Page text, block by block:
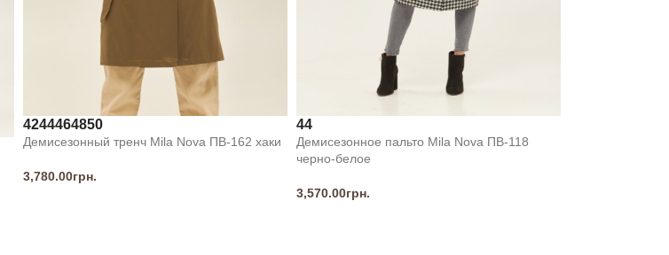
4244464850
Демисезонный тренч Mila Nova ПВ-162 хаки
3,780.00грн.
44
Демисезонное пальто Mila Nova ПВ-118
черно-белое
3,570.00грн.